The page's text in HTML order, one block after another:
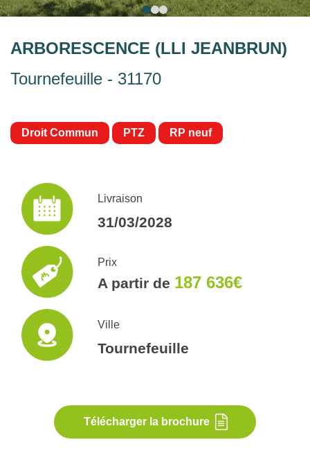
ARBORESCENCE (LLI JEANBRUN)
Tournefeuille - 31170
Droit Commun PTZ RP neuf
Livraison
31/03/2028
Prix
A partir de 187 636€
Ville
Tournefeuille
Télécharger la brochure